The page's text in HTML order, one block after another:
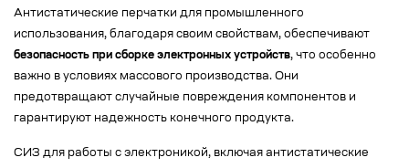
Антистатические перчатки для промышленного
использования, благодаря своим свойствам, обеспечивают
безопасность при сборке электронных устройств, что особенно
важно в условиях массового производства. Они
предотвращают случайные повреждения компонентов и
гарантируют надежность конечного продукта.
СИЗ для работы с электроникой, включая антистатические